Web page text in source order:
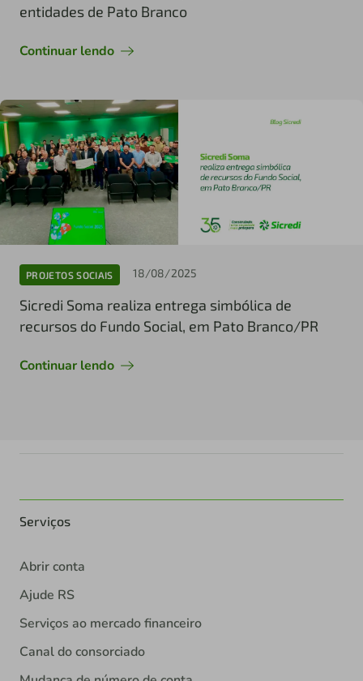
entidades de Pato Branco
Continuar lendo
PROJETOS SOCIAIS 18/08/2025
Sicredi Soma realiza entrega simbólica de
recursos do Fundo Social, em Pato Branco/PR
Continuar lendo
Serviços
Abrir conta
Ajude RS
Serviços ao mercado financeiro
Canal do consorciado